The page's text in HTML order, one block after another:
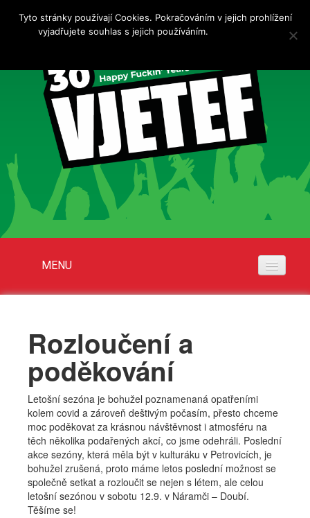
MENU
Akce
Bio
Diskografie
Fotky
Texty
Rozloučení a
poděkování
Letošní sezóna je bohužel poznamenaná opatřeními
kolem covid a zároveň deštivým počasím, přesto chceme
moc poděkovat za krásnou návštěvnost i atmosféru na
těch několika podařených akcí, co jsme odehráli. Poslední
akce sezóny, která měla být v kulturáku v Petrovicích, je
bohužel zrušená, proto máme letos poslední možnost se
společně setkat a rozloučit se nejen s létem, ale celou
letošní sezónou v sobotu 12.9. v Náramči – Doubí.
Těšíme se!
Tyto stránky používají Cookies. Pokračováním v jejich prohlížení
vyjadřujete souhlas s jejich používáním.